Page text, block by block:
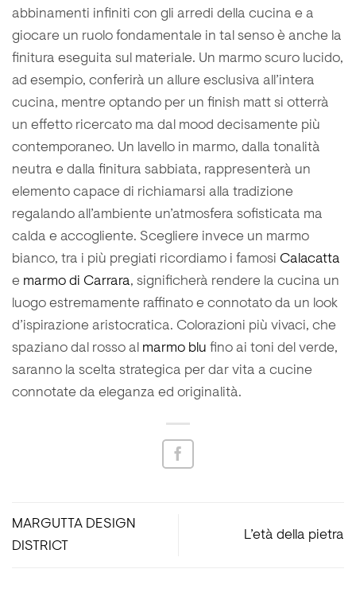
abbinamenti infiniti con gli arredi della cucina e a
giocare un ruolo fondamentale in tal senso è anche la
finitura eseguita sul materiale. Un marmo scuro lucido,
ad esempio, conferirà un allure esclusiva all’intera
cucina, mentre optando per un finish matt si otterrà
un effetto ricercato ma dal mood decisamente più
contemporaneo. Un lavello in marmo, dalla tonalità
neutra e dalla finitura sabbiata, rappresenterà un
elemento capace di richiamarsi alla tradizione
regalando all’ambiente un’atmosfera sofisticata ma
calda e accogliente. Scegliere invece un marmo
bianco, tra i più pregiati ricordiamo i famosi Calacatta
e marmo di Carrara, significherà rendere la cucina un
luogo estremamente raffinato e connotato da un look
d’ispirazione aristocratica. Colorazioni più vivaci, che
spaziano dal rosso al marmo blu fino ai toni del verde,
saranno la scelta strategica per dar vita a cucine
connotate da eleganza ed originalità.
MARGUTTA DESIGN
DISTRICT
L’età della pietra